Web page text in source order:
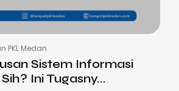
PKL Medan
Sistem Informasi
Ini Tugasny...